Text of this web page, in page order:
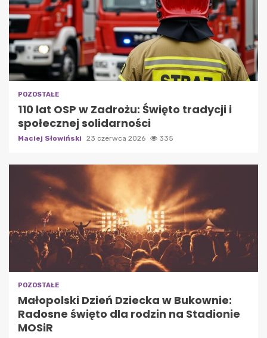
POZOSTAŁE
110 lat OSP w Zadrożu: Święto tradycji i
społecznej solidarności
Maciej Słowiński 23 czerwca 2026 335
POZOSTAŁE
Małopolski Dzień Dziecka w Bukownie:
Radosne święto dla rodzin na Stadionie
MOSiR